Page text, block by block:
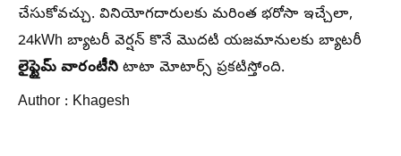
చేసుకోవచ్చు. వినియోగదారులకు మరింత భరోసా ఇచ్చేలా,
24kWh బ్యాటరీ వెర్షన్ కొనే మొదటి యజమానులకు బ్యాటరీ
లైఫ్టైమ్ వారంటీని టాటా మోటార్స్ ప్రకటిస్తోంది.
Author : Khagesh